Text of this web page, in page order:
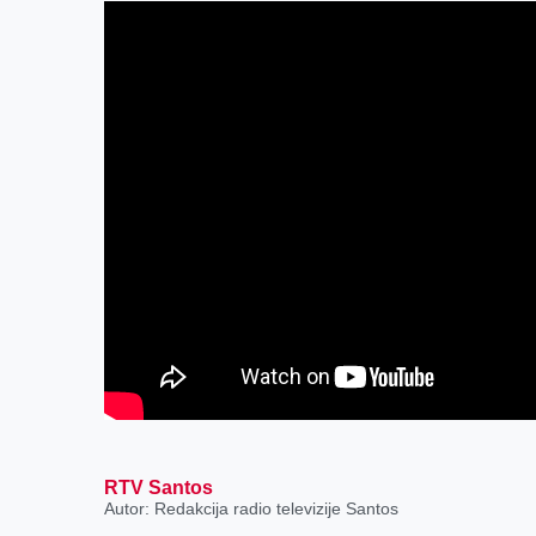
RTV Santos
Autor: Redakcija radio televizije Santos